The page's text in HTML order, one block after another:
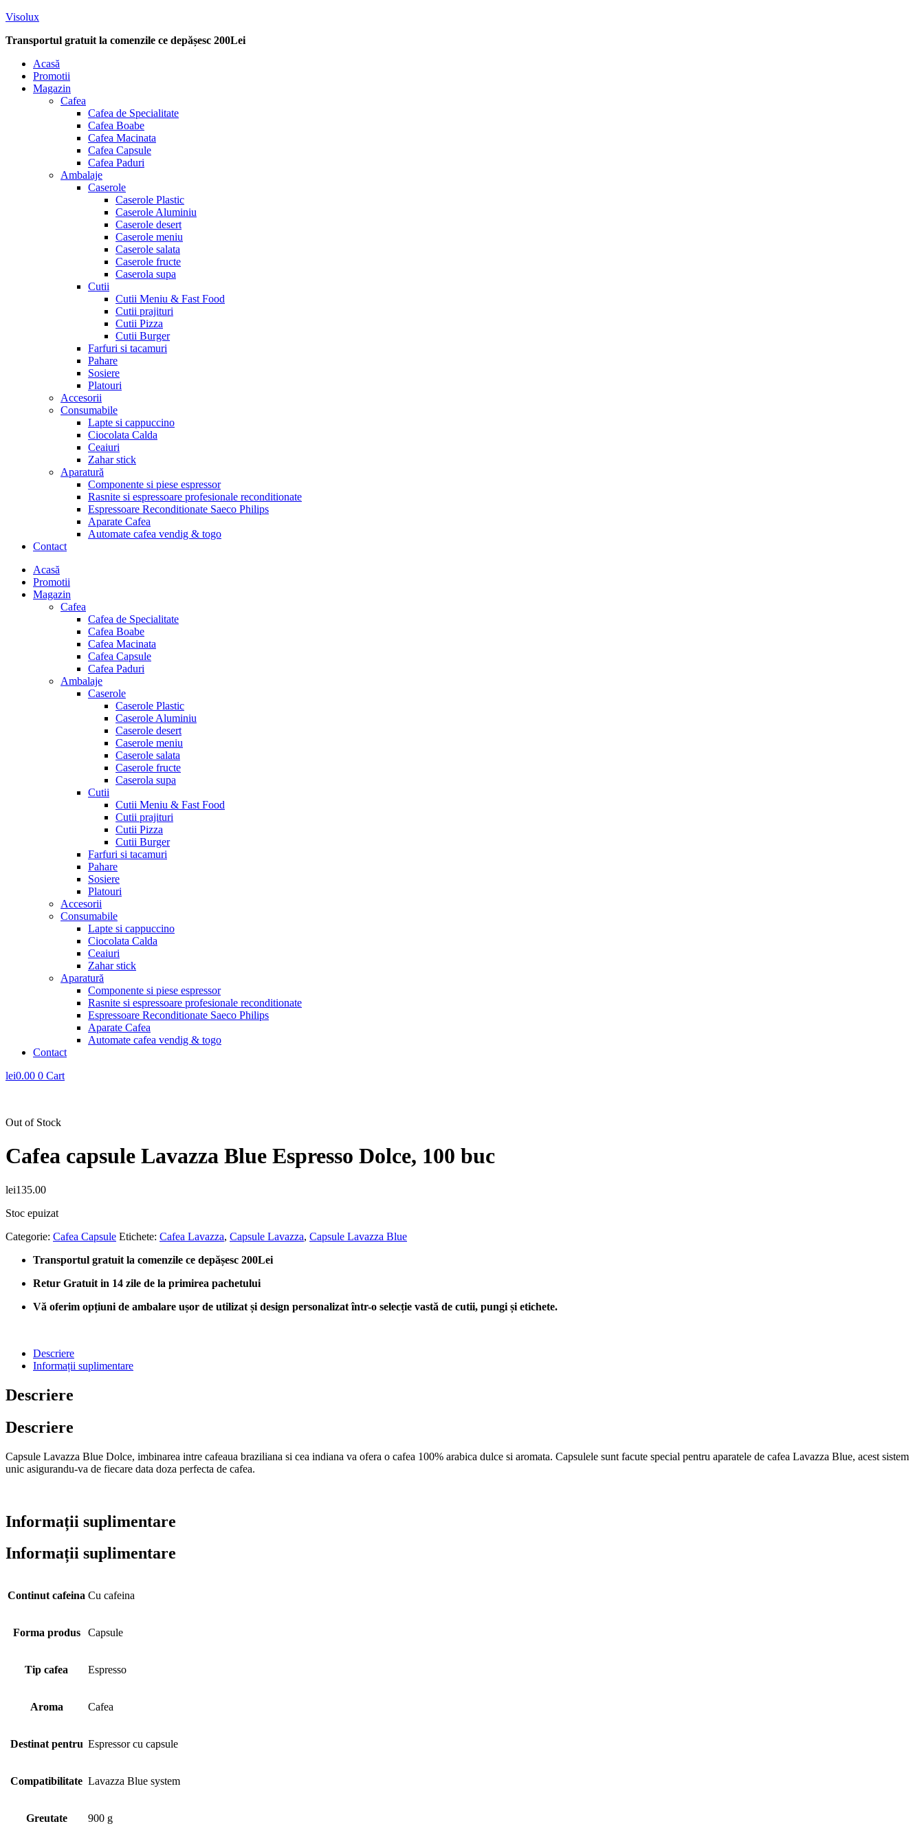
Visolux
Transportul gratuit la comenzile ce depășesc 200Lei
Menu
Acasă
Promotii
Magazin
Cafea
Cafea de Specialitate
Cafea Boabe
Cafea Macinata
Cafea Capsule
Cafea Paduri
Ambalaje
Caserole
Caserole Plastic
Caserole Aluminiu
Caserole desert
Caserole meniu
Caserole salata
Caserole fructe
Caserola supa
Cutii
Cutii Meniu & Fast Food
Cutii prajituri
Cutii Pizza
Cutii Burger
Farfuri si tacamuri
Pahare
Sosiere
Platouri
Accesorii
Consumabile
Lapte si cappuccino
Ciocolata Calda
Ceaiuri
Zahar stick
Aparatură
Componente si piese espressor
Rasnite si espressoare profesionale reconditionate
Espressoare Reconditionate Saeco Philips
Aparate Cafea
Automate cafea vendig & togo
Contact
Menu
Acasă
Promotii
Magazin
Cafea
Cafea de Specialitate
Cafea Boabe
Cafea Macinata
Cafea Capsule
Cafea Paduri
Ambalaje
Caserole
Caserole Plastic
Caserole Aluminiu
Caserole desert
Caserole meniu
Caserole salata
Caserole fructe
Caserola supa
Cutii
Cutii Meniu & Fast Food
Cutii prajituri
Cutii Pizza
Cutii Burger
Farfuri si tacamuri
Pahare
Sosiere
Platouri
Accesorii
Consumabile
Lapte si cappuccino
Ciocolata Calda
Ceaiuri
Zahar stick
Aparatură
Componente si piese espressor
Rasnite si espressoare profesionale reconditionate
Espressoare Reconditionate Saeco Philips
Aparate Cafea
Automate cafea vendig & togo
Contact
lei0.00 0 Cart
Out of Stock
Cafea capsule Lavazza Blue Espresso Dolce, 100 buc
lei135.00
Stoc epuizat
Categorie: Cafea Capsule Etichete: Cafea Lavazza, Capsule Lavazza, Capsule Lavazza Blue
Transportul gratuit la comenzile ce depășesc 200Lei
Retur Gratuit in 14 zile de la primirea pachetului
Vă oferim opțiuni de ambalare ușor de utilizat și design personalizat într-o selecție vastă de cutii, pungi și etichete.
Descriere
Informații suplimentare
Descriere
Descriere
Capsule Lavazza Blue Dolce, imbinarea intre cafeaua braziliana si cea indiana va ofera o cafea 100% arabica dulce si aromata. Capsulele sunt facute special pentru aparatele de cafea Lavazza Blue, acest sistem
unic asigurandu-va de fiecare data doza perfecta de cafea.
Informații suplimentare
Informații suplimentare
Continut cafeina Cu cafeina
Forma produs Capsule
Tip cafea Espresso
Aroma Cafea
Destinat pentru Espressor cu capsule
Compatibilitate Lavazza Blue system
Greutate 900 g